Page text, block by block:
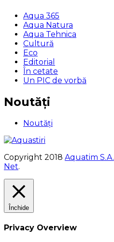
Aqua 365
Aqua Natura
Aqua Tehnica
Cultură
Eco
Editorial
În cetate
Un PIC de vorbă
Noutăți
Noutăți
Copyright 2018 Aquatim S.A.
Net.
Închide
Privacy Overview